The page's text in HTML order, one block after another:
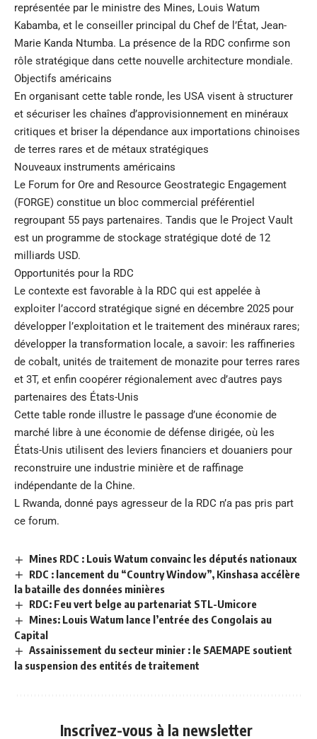
représentée par le ministre des Mines, Louis Watum
Kabamba, et le conseiller principal du Chef de l’État, Jean-
Marie Kanda Ntumba. La présence de la RDC confirme son
rôle stratégique dans cette nouvelle architecture mondiale.
Objectifs américains
En organisant cette table ronde, les USA visent à structurer
et sécuriser les chaînes d’approvisionnement en minéraux
critiques et briser la dépendance aux importations chinoises
de terres rares et de métaux stratégiques
Nouveaux instruments américains
Le Forum for Ore and Resource Geostrategic Engagement
(FORGE) constitue un bloc commercial préférentiel
regroupant 55 pays partenaires. Tandis que le Project Vault
est un programme de stockage stratégique doté de 12
milliards USD.
Opportunités pour la RDC
Le contexte est favorable à la RDC qui est appelée à
exploiter l’accord stratégique signé en décembre 2025 pour
développer l’exploitation et le traitement des minéraux rares;
développer la transformation locale, a savoir: les raffineries
de cobalt, unités de traitement de monazite pour terres rares
et 3T, et enfin coopérer régionalement avec d’autres pays
partenaires des États-Unis
Cette table ronde illustre le passage d’une économie de
marché libre à une économie de défense dirigée, où les
États-Unis utilisent des leviers financiers et douaniers pour
reconstruire une industrie minière et de raffinage
indépendante de la Chine.
L Rwanda, donné pays agresseur de la RDC n’a pas pris part
ce forum.
Mines RDC : Louis Watum convainc les députés nationaux
RDC : lancement du “Country Window”, Kinshasa accélère
la bataille des données minières
RDC: Feu vert belge au partenariat STL-Umicore
Mines: Louis Watum lance l’entrée des Congolais au
Capital
Assainissement du secteur minier : le SAEMAPE soutient
la suspension des entités de traitement
Inscrivez-vous à la newsletter